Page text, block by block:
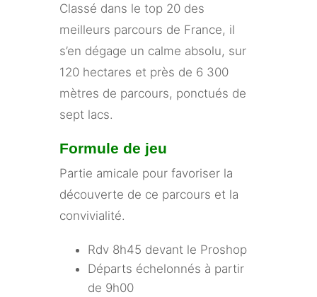
Classé dans le top 20 des
meilleurs parcours de France, il
s’en dégage un calme absolu, sur
120 hectares et près de 6 300
mètres de parcours, ponctués de
sept lacs.
Formule de jeu
Partie amicale pour favoriser la
découverte de ce parcours et la
convivialité.
Rdv 8h45 devant le Proshop
Départs échelonnés à partir
de 9h00